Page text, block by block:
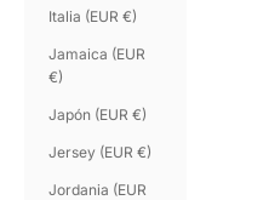
Italia (EUR €)
Jamaica (EUR
€)
Japón (EUR €)
Jersey (EUR €)
Jordania (EUR